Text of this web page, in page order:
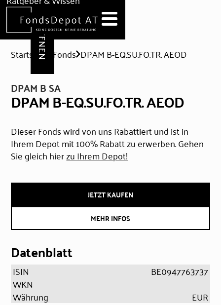
Hilfe & Formulare
DEPOT ERÖFFNEN
Startseite Fonds DPAM B-EQ.SU.FO.TR. AEOD
DPAM B SA
DPAM B-EQ.SU.FO.TR. AEOD
Dieser Fonds wird von uns Rabattiert und ist in
Ihrem Depot mit 100% Rabatt zu erwerben. Gehen
Sie gleich hierzu Ihrem Depot!
JETZT KAUFEN
MEHR INFOS
Datenblatt
ISIN
BE0947763737
WKN
Währung
EUR